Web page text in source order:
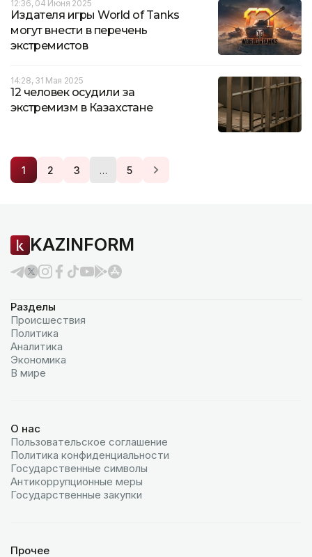
12:36, 04 Июня 2025
Издателя игры World of Tanks
могут внести в перечень
экстремистов
14:28, 31 Мая 2025
12 человек осудили за
экстремизм в Казахстане
1 2 3 … 5
KAZINFORM
Разделы
Происшествия
Политика
Аналитика
Экономика
В мире
О нас
Пользовательское соглашение
Политика конфиденциальности
Государственные символы
Антикоррупционные меры
Государственные закупки
Прочее